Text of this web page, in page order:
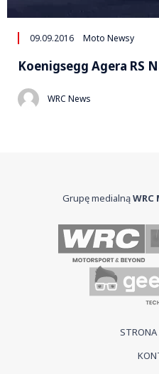
09.09.2016 Moto Newsy
Koenigsegg Agera RS
WRC News
Grupę medialnąWRC